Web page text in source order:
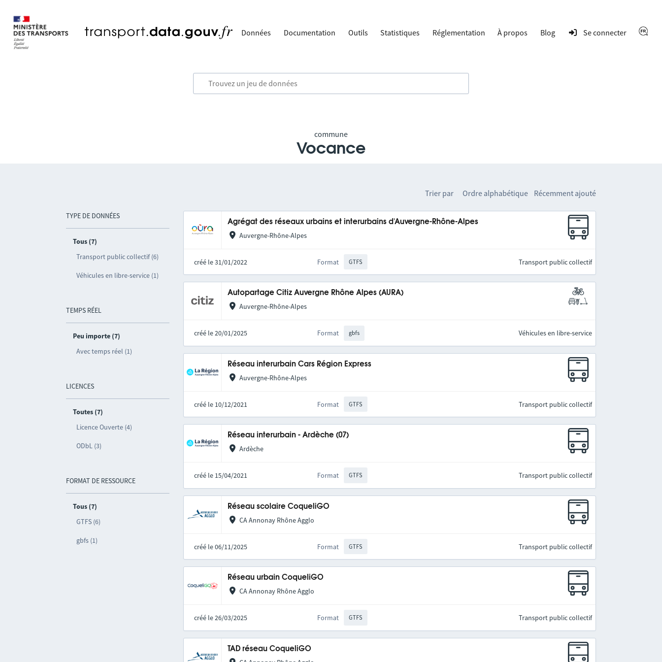
Données Documentation Outils Statistiques Réglementation À propos Blog Se connecter
commune
Vocance
TYPE DE DONNÉES
Tous (7)
Transport public collectif (6)
Véhicules en libre-service (1)
TEMPS RÉEL
Peu importe (7)
Avec temps réel (1)
LICENCES
Toutes (7)
Licence Ouverte (4)
ODbL (3)
FORMAT DE RESSOURCE
Tous (7)
GTFS (6)
gbfs (1)
Trier par Ordre alphabétique Récemment ajouté
Agrégat des réseaux urbains et interurbains d'Auvergne-Rhône-Alpes
Auvergne-Rhône-Alpes
créé le 31/01/2022 Format GTFS Transport public collectif
Autopartage Citiz Auvergne Rhône Alpes (AURA)
Auvergne-Rhône-Alpes
créé le 20/01/2025 Format gbfs Véhicules en libre-service
Réseau interurbain Cars Région Express
Auvergne-Rhône-Alpes
créé le 10/12/2021 Format GTFS Transport public collectif
Réseau interurbain - Ardèche (07)
Ardèche
créé le 15/04/2021 Format GTFS Transport public collectif
Réseau scolaire CoqueliGO
CA Annonay Rhône Agglo
créé le 06/11/2025 Format GTFS Transport public collectif
Réseau urbain CoqueliGO
CA Annonay Rhône Agglo
créé le 26/03/2025 Format GTFS Transport public collectif
TAD réseau CoqueliGO